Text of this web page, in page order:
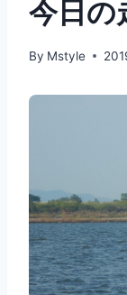
今日の
By Mstyle